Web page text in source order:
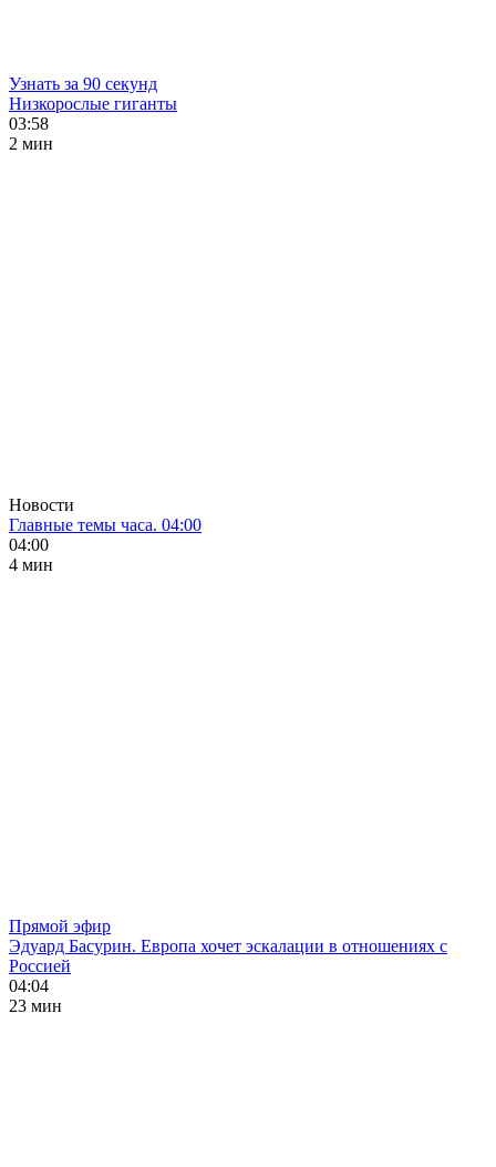
Узнать за 90 секунд
Низкорослые гиганты
03:58
2 мин
Новости
Главные темы часа. 04:00
04:00
4 мин
Прямой эфир
Эдуард Басурин. Европа хочет эскалации в отношениях с
Россией
04:04
23 мин